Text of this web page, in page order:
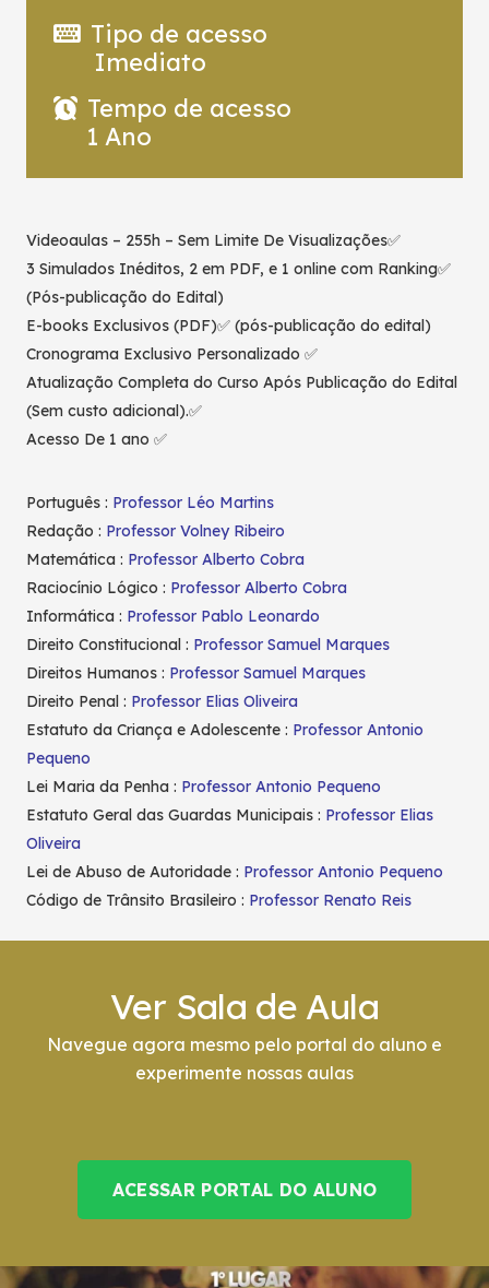
Tipo de acesso
Imediato
Tempo de acesso
1 Ano
Videoaulas – 255h – Sem Limite De Visualizações✅
3 Simulados Inéditos, 2 em PDF, e 1 online com Ranking✅
(Pós-publicação do Edital)
E-books Exclusivos (PDF)✅ (pós-publicação do edital)
Cronograma Exclusivo Personalizado ✅
Atualização Completa do Curso Após Publicação do Edital
(Sem custo adicional).✅
Acesso De 1 ano ✅
Português : Professor Léo Martins
Redação : Professor Volney Ribeiro
Matemática : Professor Alberto Cobra
Raciocínio Lógico : Professor Alberto Cobra
Informática : Professor Pablo Leonardo
Direito Constitucional : Professor Samuel Marques
Direitos Humanos : Professor Samuel Marques
Direito Penal : Professor Elias Oliveira
Estatuto da Criança e Adolescente : Professor Antonio
Pequeno
Lei Maria da Penha : Professor Antonio Pequeno
Estatuto Geral das Guardas Municipais : Professor Elias
Oliveira
Lei de Abuso de Autoridade : Professor Antonio Pequeno
Código de Trânsito Brasileiro : Professor Renato Reis
Ver Sala de Aula
Navegue agora mesmo pelo portal do aluno e
experimente nossas aulas
ACESSAR PORTAL DO ALUNO